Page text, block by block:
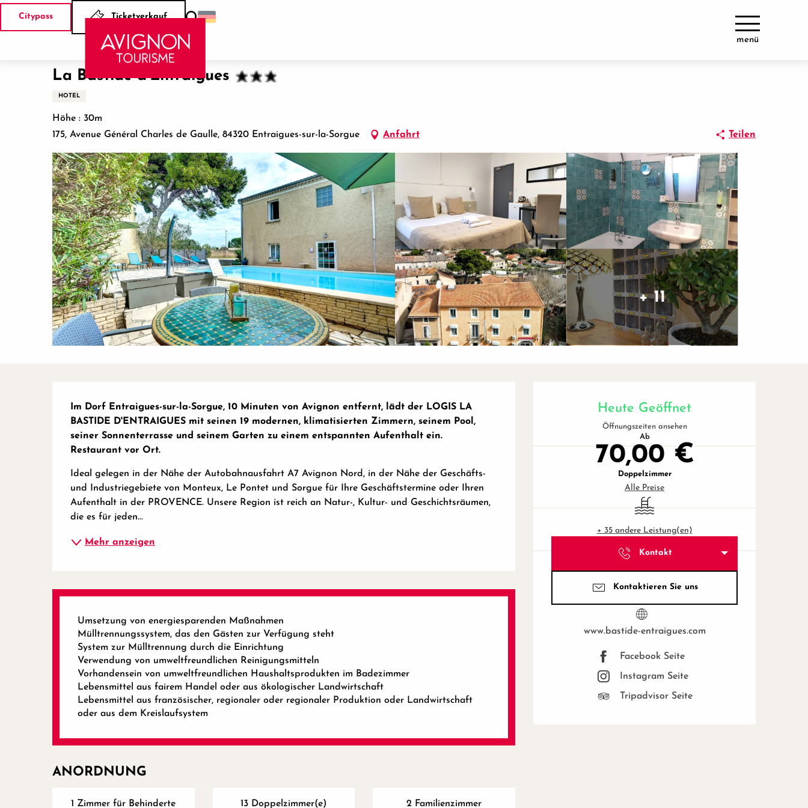
Aller
Citypass Ticketverkauf
Suche
menü
Startseite La Bastide d'Entraigues
La Bastide d'Entraigues
HOTEL
Höhe : 30m
175, Avenue Général Charles de Gaulle, 84320 Entraigues-sur-la-Sorgue
Anfahrt Teilen
+ 11
Öffnungszeiten &
Heute Geöffnet
Öffnungszeiten ansehen
Ab
70,00 €
Doppelzimmer
Alle Preise
Schwimmbad
+ 35 andere Leistung(en)
Kontakt
Kontaktieren Sie uns
www.bastide-entraigues.com
Facebook Seite
Instagram Seite
Tripadvisor Seite
Beschreibung
Im Dorf Entraigues-sur-la-Sorgue, 10 Minuten von Avignon entfernt, lädt der LOGIS LA
BASTIDE D'ENTRAIGUES mit seinen 19 modernen, klimatisierten Zimmern, seinem Pool,
seiner Sonnenterrasse und seinem Garten zu einem entspannten Aufenthalt ein.
Restaurant vor Ort.
Ideal gelegen in der Nähe der Autobahnausfahrt A7 Avignon Nord, in der Nähe der Geschäfts-
und Industriegebiete von Monteux, Le Pontet und Sorgue für Ihre Geschäftstermine oder Ihren
Aufenthalt in der PROVENCE. Unsere Region ist reich an Natur-, Kultur- und Geschichtsräumen,
die es für jeden...
Mehr anzeigen
Umsetzung von energiesparenden Maßnahmen
Mülltrennungssystem, das den Gästen zur Verfügung steht
System zur Mülltrennung durch die Einrichtung
Verwendung von umweltfreundlichen Reinigungsmitteln
Vorhandensein von umweltfreundlichen Haushaltsprodukten im Badezimmer
Lebensmittel aus fairem Handel oder aus ökologischer Landwirtschaft
Lebensmittel aus französischer, regionaler oder regionaler Produktion oder Landwirtschaft
oder aus dem Kreislaufsystem
ANORDNUNG
1 Zimmer für Behinderte 13 Doppelzimmer(e) 2 Familienzimmer